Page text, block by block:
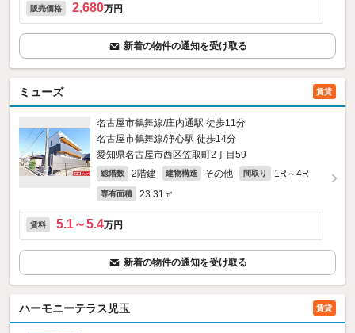
販売価格 2,680万円
新着の物件の通知を受け取る
ミューズ 賃貸
名古屋市鶴舞線/庄内通駅 徒歩11分
名古屋市鶴舞線/浄心駅 徒歩14分
愛知県名古屋市西区笠取町2丁目59
総階数 2階建 建物構造 その他 間取り 1R～4R
専有面積 23.31㎡
賃料 5.1～5.4万円
新着の物件の通知を受け取る
ハーモニーテラス児玉 賃貸